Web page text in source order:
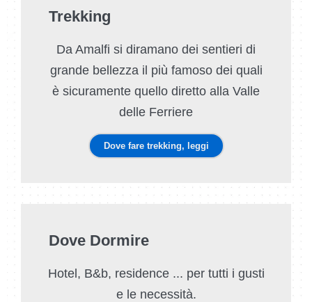
Trekking
Da Amalfi si diramano dei sentieri di
grande bellezza il più famoso dei quali
è sicuramente quello diretto alla Valle
delle Ferriere
Dove fare trekking, leggi
Dove Dormire
Hotel, B&b, residence ... per tutti i gusti
e le necessità.